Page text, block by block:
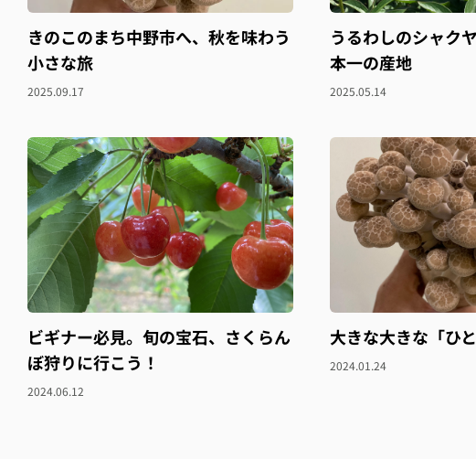
きのこのまち中野市へ、秋を味わう
小さな旅
2025.09.17
うるわしのシャク
本一の産地
2025.05.14
ビギナー必見。旬の宝石、さくらん
ぼ狩りに行こう！
2024.06.12
大きな大きな「ひ
2024.01.24